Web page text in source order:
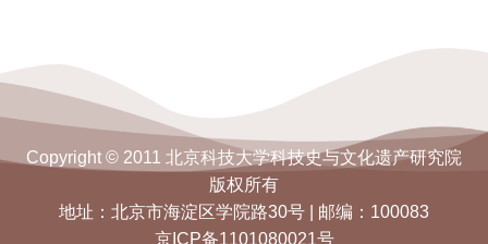
Copyright © 2011 北京科技大学科技史与文化遗产研究院
版权所有
地址：北京市海淀区学院路30号 | 邮编：100083
京ICP备1101080021号